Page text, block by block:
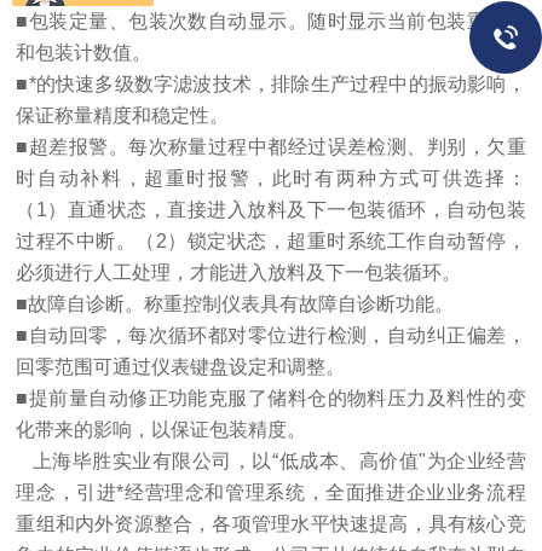
■包装定量、包装次数自动显示。随时显示当前包装重量值
和包装计数值。
■*的快速多级数字滤波技术，排除生产过程中的振动影响，
保证称量精度和稳定性。
■超差报警。每次称量过程中都经过误差检测、判别，欠重
时自动补料，超重时报警，此时有两种方式可供选择：
（1）直通状态，直接进入放料及下一包装循环，自动包装
过程不中断。（2）锁定状态，超重时系统工作自动暂停，
必须进行人工处理，才能进入放料及下一包装循环。
■故障自诊断。称重控制仪表具有故障自诊断功能。
■自动回零，每次循环都对零位进行检测，自动纠正偏差，
回零范围可通过仪表键盘设定和调整。
■提前量自动修正功能克服了储料仓的物料压力及料性的变
化带来的影响，以保证包装精度。
上海毕胜实业有限公司，以“低成本、高价值"为企业经营
理念，引进*经营理念和管理系统，全面推进企业业务流程
重组和内外资源整合，各项管理水平快速提高，具有核心竞